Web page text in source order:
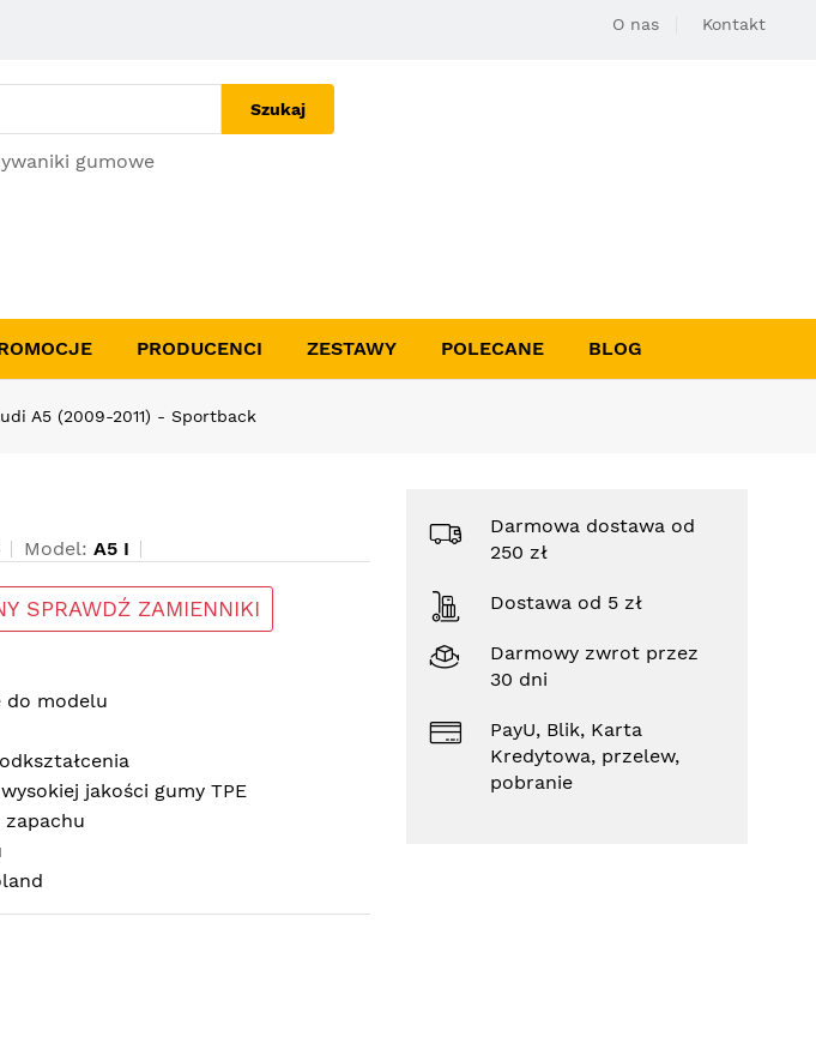
O nas Kontakt
Szukaj
gumowe
PRODUCENCI ZESTAWY POLECANE BLOG
A5 (2009-2011) - Sportback
Model: A5 I
SPRAWDŹ ZAMIENNIKI
do modelu
jakości gumy TPE
zapachu
Darmowa dostawa od
250 zł
Dostawa od 5 zł
Darmowy zwrot przez
30 dni
PayU, Blik, Karta
Kredytowa, przelew,
pobranie